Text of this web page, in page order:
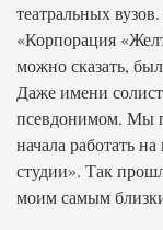
театральных
«Корпорация
можно сказать,
Даже имени
псевдонимом. Мы
начала работать
студии». Так
моим самым